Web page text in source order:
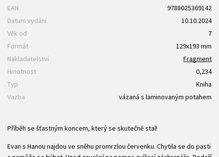
EAN
9788025369142
Datum vydání
10.10.2024
Věk od
7
Formát
129x193 mm
Nakladatelství
Fragment
Hmotnost
0,234
Typ
Kniha
Vazba
vázaná s laminovaným potahem
Příběh se šťastným koncem, který se skutečně stal!
Evan s Hanou najdou ve sněhu promrzlou červenku. Chytila se do pasti